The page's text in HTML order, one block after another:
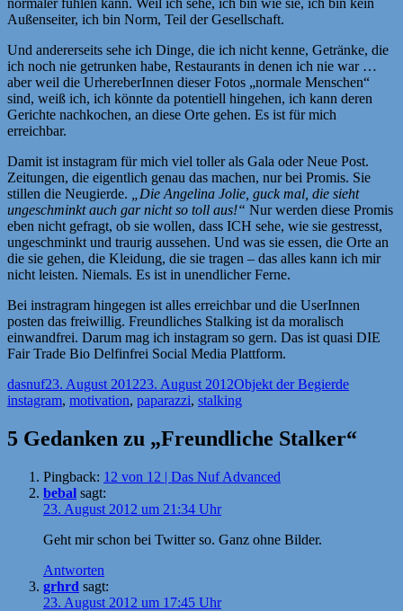
Außenseiter, ich bin Norm, Teil der Gesellschaft.
Und andererseits sehe ich Dinge, die ich nicht kenne, Getränke, die
ich noch nie getrunken habe, Restaurants in denen ich nie war …
aber weil die UrhereberInnen dieser Fotos „normale Menschen“
sind, weiß ich, ich könnte da potentiell hingehen, ich kann deren
Gerichte nachkochen, an diese Orte gehen. Es ist für mich
erreichbar.
Damit ist instagram für mich viel toller als Gala oder Neue Post.
Zeitungen, die eigentlich genau das machen, nur bei Promis. Sie
stillen die Neugierde.
„Die Angelina Jolie, guck mal, die sieht
ungeschminkt auch gar nicht so toll aus!“ Nur werden diese Promis
eben nicht gefragt, ob sie wollen, dass ICH sehe, wie sie gestresst,
ungeschminkt und traurig aussehen. Und was sie essen, die Orte an
die sie gehen, die Kleidung, die sie tragen – das alles kann ich mir
nicht leisten. Niemals. Es ist in unendlicher Ferne.
Bei instragram hingegen ist alles erreichbar und die UserInnen
posten das freiwillig. Freundliches Stalking ist da moralisch
einwandfrei. Darum mag ich instagram so gern. Das ist quasi DIE
Fair Trade Bio Delfinfrei Social Media Plattform.
Autor
dasnufVeröffentlicht
am
23. August 201223. August 2012Kategorien
Objekt der Begierde
instagram, motivation, paparazzi, stalking
5 Gedanken zu „Freundliche Stalker“
Pingback: 12 von 12 | Das Nuf Advanced
bebal sagt:
23. August 2012 um 21:34 Uhr
Geht mir schon bei Twitter so. Ganz ohne Bilder.
Antworten
grhrd sagt:
23. August 2012 um 17:45 Uhr